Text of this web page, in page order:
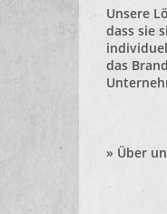
Unsere
dass sie
das
» Über